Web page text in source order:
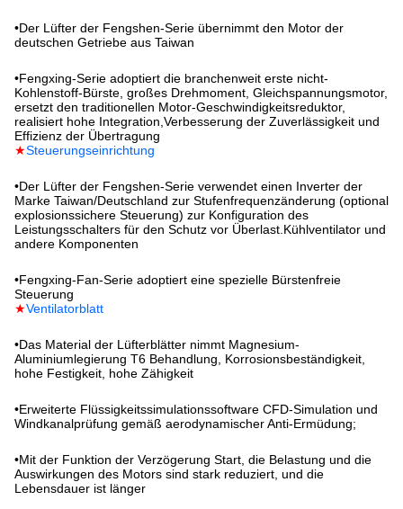
•Der Lüfter der Fengshen-Serie übernimmt den Motor der
deutschen Getriebe aus Taiwan
•Fengxing-Serie adoptiert die branchenweit erste nicht-
Kohlenstoff-Bürste, großes Drehmoment, Gleichspannungsmotor,
ersetzt den traditionellen Motor-Geschwindigkeitsreduktor,
realisiert hohe Integration,Verbesserung der Zuverlässigkeit und
Effizienz der Übertragung
★Steuerungseinrichtung
•Der Lüfter der Fengshen-Serie verwendet einen Inverter der
Marke Taiwan/Deutschland zur Stufenfrequenzänderung (optional
explosionssichere Steuerung) zur Konfiguration des
Leistungsschalters für den Schutz vor Überlast.Kühlventilator und
andere Komponenten
•Fengxing-Fan-Serie adoptiert eine spezielle Bürstenfreie
Steuerung
★Ventilatorblatt
•Das Material der Lüfterblätter nimmt Magnesium-
Aluminiumlegierung T6 Behandlung, Korrosionsbeständigkeit,
hohe Festigkeit, hohe Zähigkeit
•Erweiterte Flüssigkeitssimulationssoftware CFD-Simulation und
Windkanalprüfung gemäß aerodynamischer Anti-Ermüdung;
•Mit der Funktion der Verzögerung Start, die Belastung und die
Auswirkungen des Motors sind stark reduziert, und die
Lebensdauer ist länger